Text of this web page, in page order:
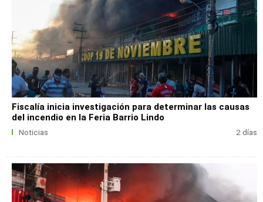
Fiscalía inicia investigación para determinar las causas
del incendio en la Feria Barrio Lindo
Noticias 2 días